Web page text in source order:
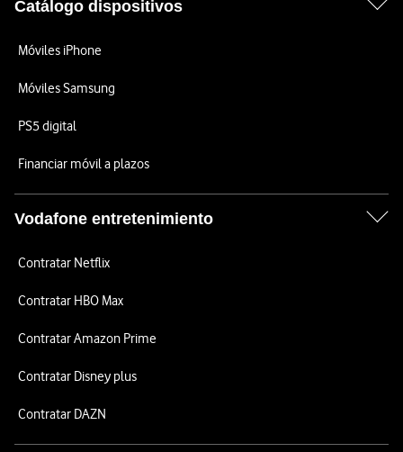
Catálogo dispositivos
Móviles iPhone
Móviles Samsung
PS5 digital
Financiar móvil a plazos
Vodafone entretenimiento
Contratar Netflix
Contratar HBO Max
Contratar Amazon Prime
Contratar Disney plus
Contratar DAZN